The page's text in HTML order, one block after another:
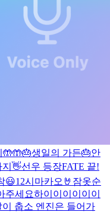
🤲🤲🎂생일의 가든🎂안
👋선우 등장FATE 끝!
😃12시 마카오🤘 잠옷순
주세요하이이이이이이
이 춥소 엔진은 들어가